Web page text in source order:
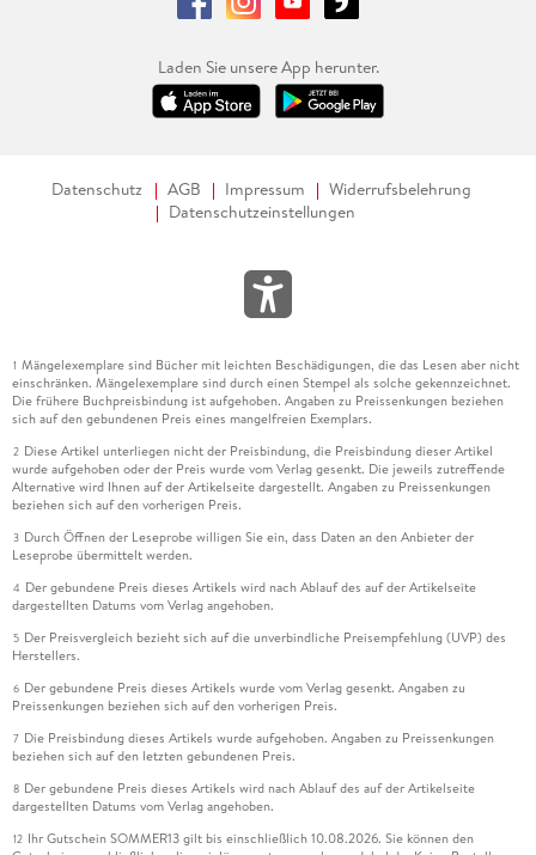
Laden Sie unsere App herunter.
Datenschutz AGB Impressum
Widerrufsbelehrung
Datenschutzeinstellungen
1 Mängelexemplare sind Bücher mit leichten Beschädigungen, die das Lesen aber nicht
einschränken. Mängelexemplare sind durch einen Stempel als solche gekennzeichnet.
Die frühere Buchpreisbindung ist aufgehoben. Angaben zu Preissenkungen beziehen
sich auf den gebundenen Preis eines mangelfreien Exemplars.
2 Diese Artikel unterliegen nicht der Preisbindung, die Preisbindung dieser Artikel
wurde aufgehoben oder der Preis wurde vom Verlag gesenkt. Die jeweils zutreffende
Alternative wird Ihnen auf der Artikelseite dargestellt. Angaben zu Preissenkungen
beziehen sich auf den vorherigen Preis.
3 Durch Öffnen der Leseprobe willigen Sie ein, dass Daten an den Anbieter der
Leseprobe übermittelt werden.
4 Der gebundene Preis dieses Artikels wird nach Ablauf des auf der Artikelseite
dargestellten Datums vom Verlag angehoben.
5 Der Preisvergleich bezieht sich auf die unverbindliche Preisempfehlung (UVP) des
Herstellers.
6 Der gebundene Preis dieses Artikels wurde vom Verlag gesenkt. Angaben zu
Preissenkungen beziehen sich auf den vorherigen Preis.
7 Die Preisbindung dieses Artikels wurde aufgehoben. Angaben zu Preissenkungen
beziehen sich auf den letzten gebundenen Preis.
8 Der gebundene Preis dieses Artikels wird nach Ablauf des auf der Artikelseite
dargestellten Datums vom Verlag angehoben.
12 Ihr Gutschein SOMMER13 gilt bis einschließlich 10.08.2026. Sie können den